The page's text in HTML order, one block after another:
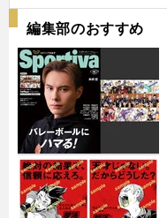
編集部のおすすめ